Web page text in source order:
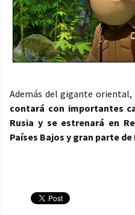
Además del gigante oriental,
contará con importantes
Rusia y se estrenará en
Países Bajos y gran parte